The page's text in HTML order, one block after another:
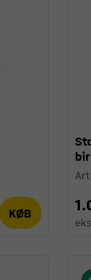
KØB